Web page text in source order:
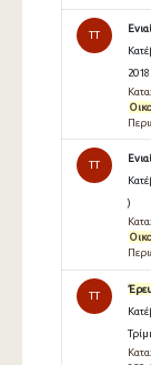
TT
2018
TT
)
TT